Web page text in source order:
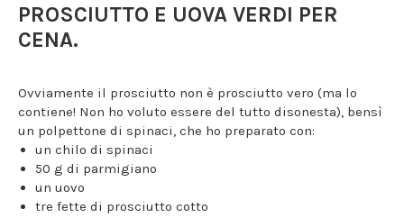
PROSCIUTTO E UOVA VERDI PER
CENA.
Ovviamente il prosciutto non è prosciutto vero (ma lo
contiene! Non ho voluto essere del tutto disonesta), bensì
un polpettone di spinaci, che ho preparato con:
un chilo di spinaci
50 g di parmigiano
un uovo
tre fette di prosciutto cotto